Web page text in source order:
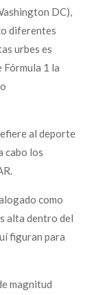
DC),
diferentes
urbes es
1 la
al deporte
cabo los
como
alta dentro del
figuran para
magnitud